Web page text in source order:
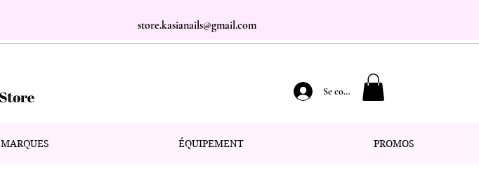
store.kasianails@gmail.com
Se connecter
MARQUES ÉQUIPEMENT PROMOS